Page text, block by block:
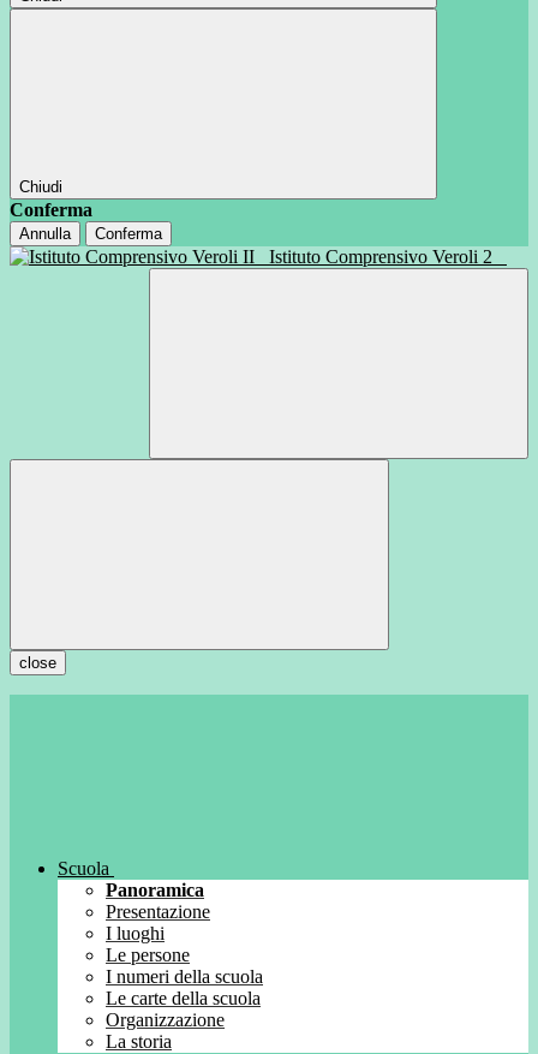
Chiudi
Conferma
Annulla Conferma
Istituto Comprensivo Veroli 2
close
Scuola
Panoramica
Presentazione
I luoghi
Le persone
I numeri della scuola
Le carte della scuola
Organizzazione
La storia